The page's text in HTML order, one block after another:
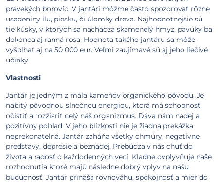
pravekých borovíc. V jantári môžme často spozorovať rôzne
usadeniny ílu, piesku, či úlomky dreva. Najhodnotnejšie sú
tie kúsky, v ktorých sa nachádza skamenelý hmyz, pavúky ba
dokonca aj ranná rosa. Hodnota takého jantáru sa môže
vyšplhať aj na 50 000 eur. Veľmi zaujímavé sú aj jeho liečivé
účinky.
Vlastnosti
Jantár je jedným z mála kameňov organického pôvodu. Je
nabitý pôvodnou slnečnou energiou, ktorá má schopnosť
očistiť a rozžiariť celý náš organizmus. Dáva nám nádej a
pozitívny pohľad. V jeho blízkosti nie je žiadna prekážka
neprekonatelná. Jantár zaháňa všetky chmúry, negatívne
predstavy, depresie a beznádej. Prebúdza v nás chuť do
života a radosť o každodenných vecí. Kladne ovplyvňuje naše
rozhodnutia ktoré majú následne dobrý vplyv na našu
budúcnosť. Jantár prináša rovnováhu, spokojnosť a mier do